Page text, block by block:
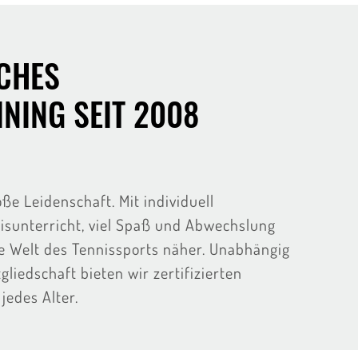
SEIT 2008
Leidenschaft. Mit individuell
viel Spaß und Abwechslung
des Tennissports näher. Unabhängig
bieten wir zertifizierten
Alter.